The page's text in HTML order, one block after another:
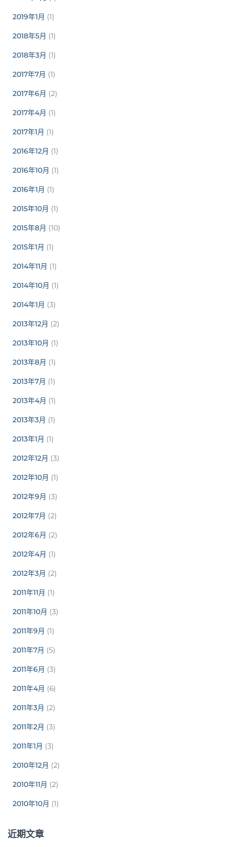
2019年1月 (1)
2018年5月 (1)
2018年3月 (1)
2017年7月 (1)
2017年6月 (2)
2017年4月 (1)
2017年1月 (1)
2016年12月 (1)
2016年10月 (1)
2016年1月 (1)
2015年10月 (1)
2015年8月 (10)
2015年1月 (1)
2014年11月 (1)
2014年10月 (1)
2014年1月 (3)
2013年12月 (2)
2013年10月 (1)
2013年8月 (1)
2013年7月 (1)
2013年4月 (1)
2013年3月 (1)
2013年1月 (1)
2012年12月 (3)
2012年10月 (1)
2012年9月 (3)
2012年7月 (2)
2012年6月 (2)
2012年4月 (1)
2012年3月 (2)
2011年11月 (1)
2011年10月 (3)
2011年9月 (1)
2011年7月 (5)
2011年6月 (3)
2011年4月 (6)
2011年3月 (2)
2011年2月 (3)
2011年1月 (3)
2010年12月 (2)
2010年11月 (2)
2010年10月 (1)
近期文章